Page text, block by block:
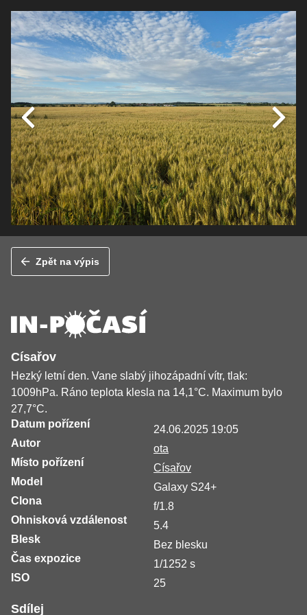
Zpět na výpis
Císařov
Hezký letní den. Vane slabý jihozápadní vítr, tlak:
1009hPa. Ráno teplota klesla na 14,1°C. Maximum bylo
27,7°C.
Datum pořízení
24.06.2025 19:05
Autor
ota
Místo pořízení
Císařov
Model
Galaxy S24+
Clona
f/1.8
Ohnisková vzdálenost
5.4
Blesk
Bez blesku
Čas expozice
1/1252 s
ISO
25
Sdílej